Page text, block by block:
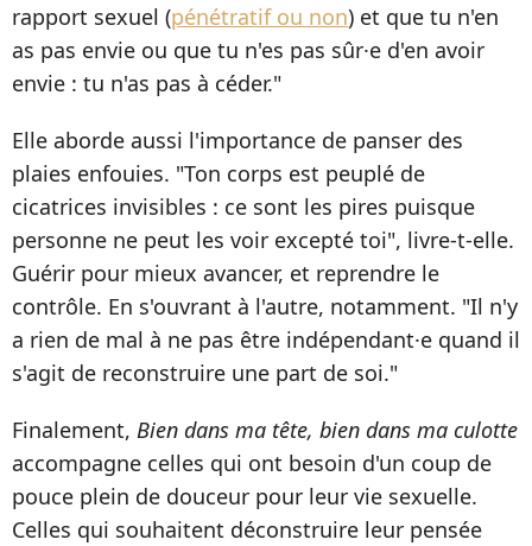
rapport sexuel (pénétratif ou non) et que tu n'en
as pas envie ou que tu n'es pas sûr·e d'en avoir
envie : tu n'as pas à céder."
Elle aborde aussi l'importance de panser des
plaies enfouies. "Ton corps est peuplé de
cicatrices invisibles : ce sont les pires puisque
personne ne peut les voir excepté toi", livre-t-elle.
Guérir pour mieux avancer, et reprendre le
contrôle. En s'ouvrant à l'autre, notamment. "Il n'y
a rien de mal à ne pas être indépendant·e quand il
s'agit de reconstruire une part de soi."
Finalement, Bien dans ma tête, bien dans ma culotte
accompagne celles qui ont besoin d'un coup de
pouce plein de douceur pour leur vie sexuelle.
Celles qui souhaitent déconstruire leur pensée